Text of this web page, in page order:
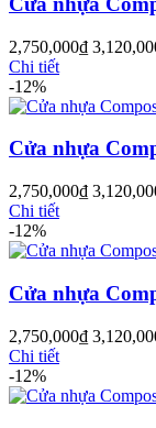
2,750,000₫
Chi tiết
-12%
Cửa nhựa
2,750,000₫
Chi tiết
-12%
Cửa nhựa
2,750,000₫
Chi tiết
-12%